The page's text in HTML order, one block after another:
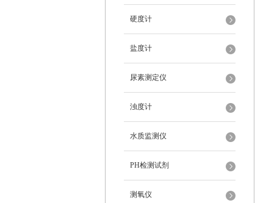
硬度计
盐度计
尿素测定仪
浊度计
水质监测仪
PH检测试剂
测氧仪